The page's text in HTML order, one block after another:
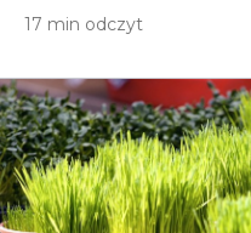
17 min odczyt